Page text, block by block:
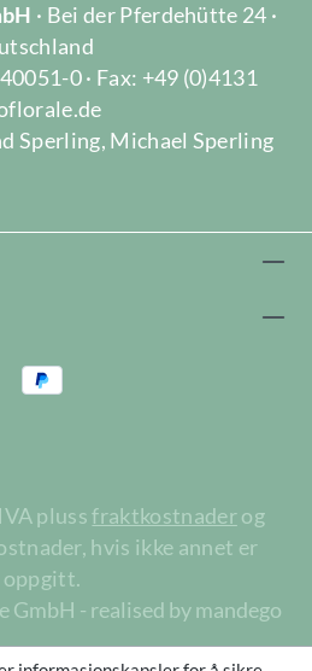
· Bei der Pferdehütte 24 ·
0 · Fax: +49 (0)4131
Sperling, Michael Sperling
plussfraktkostnaderog
hvis ikke annet er
oppgitt.
- realised by mandego